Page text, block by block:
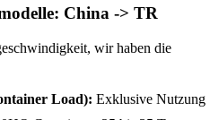
China -> TR
wir haben die
Load): Exklusive Nutzung